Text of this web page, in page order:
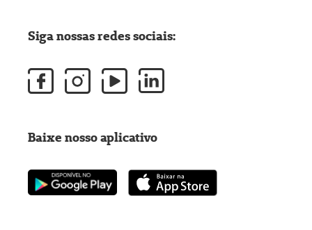
Siga nossas redes sociais:
Baixe nosso aplicativo